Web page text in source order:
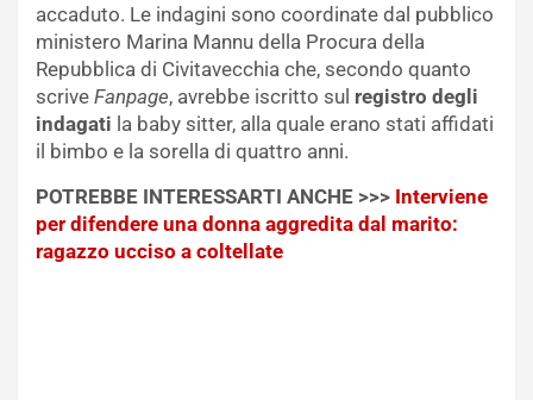
accaduto. Le indagini sono coordinate dal pubblico
ministero Marina Mannu della Procura della
Repubblica di Civitavecchia che, secondo quanto
scrive Fanpage, avrebbe iscritto sul registro degli
indagati la baby sitter, alla quale erano stati affidati
il bimbo e la sorella di quattro anni.
POTREBBE INTERESSARTI ANCHE >>> Interviene
per difendere una donna aggredita dal marito:
ragazzo ucciso a coltellate